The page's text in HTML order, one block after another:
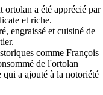
ortolan a été apprécié par
et riche.
engraissé et cuisiné de
comme François
de l'ortolan
qui a ajouté à la notoriété